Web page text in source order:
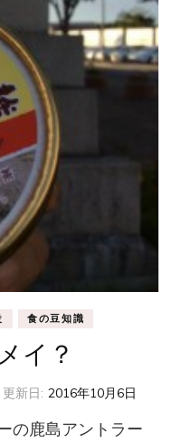
食の豆知識
イ？
更新日: 2016年10月6日
の鹿島アントラー